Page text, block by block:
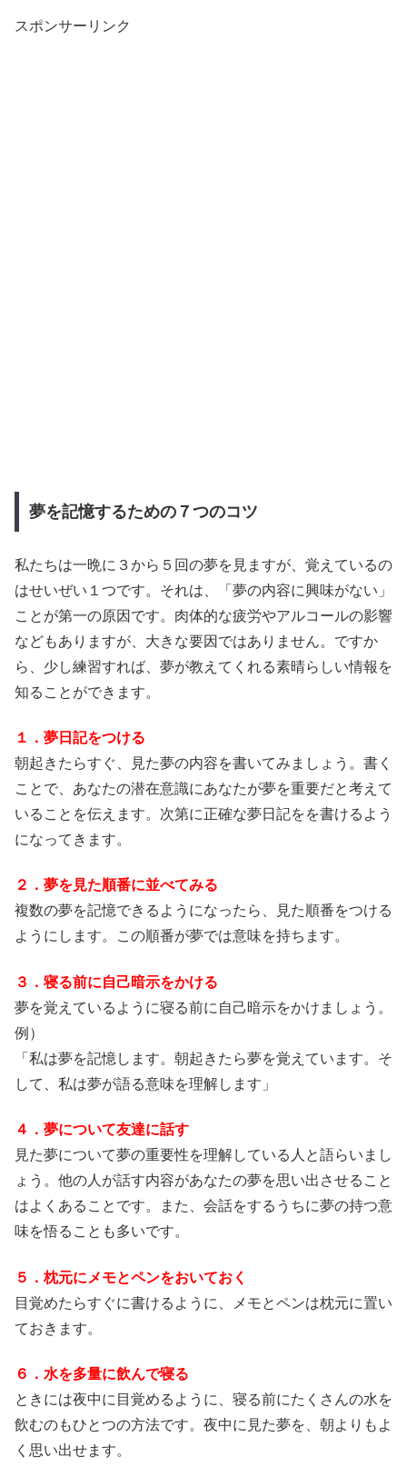
スポンサーリンク
夢を記憶するための７つのコツ
私たちは一晩に３から５回の夢を見ますが、覚えているの
はせいぜい１つです。それは、「夢の内容に興味がない」
ことが第一の原因です。肉体的な疲労やアルコールの影響
などもありますが、大きな要因ではありません。ですか
ら、少し練習すれば、夢が教えてくれる素晴らしい情報を
知ることができます。
１．夢日記をつける
朝起きたらすぐ、見た夢の内容を書いてみましょう。書く
ことで、あなたの潜在意識にあなたが夢を重要だと考えて
いることを伝えます。次第に正確な夢日記をを書けるよう
になってきます。
２．夢を見た順番に並べてみる
複数の夢を記憶できるようになったら、見た順番をつける
ようにします。この順番が夢では意味を持ちます。
３．寝る前に自己暗示をかける
夢を覚えているように寝る前に自己暗示をかけましょう。
例）
「私は夢を記憶します。朝起きたら夢を覚えています。そ
して、私は夢が語る意味を理解します」
４．夢について友達に話す
見た夢について夢の重要性を理解している人と語らいまし
ょう。他の人が話す内容があなたの夢を思い出させること
はよくあることです。また、会話をするうちに夢の持つ意
味を悟ることも多いです。
５．枕元にメモとペンをおいておく
目覚めたらすぐに書けるように、メモとペンは枕元に置い
ておきます。
６．水を多量に飲んで寝る
ときには夜中に目覚めるように、寝る前にたくさんの水を
飲むのもひとつの方法です。夜中に見た夢を、朝よりもよ
く思い出せます。